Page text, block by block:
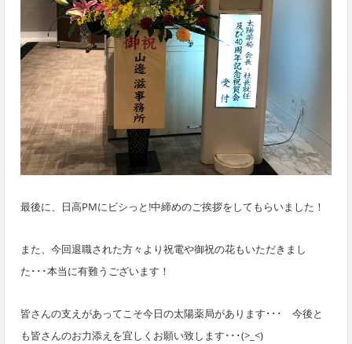
最後に、日高PMにビシっと!中締めのご挨拶をしてもらいました！
また、今回退職された方々より祝電や御祝の花もいただきまし
た･･･本当に有難うございます！
皆さんの支えがあってこそ今日の太陽薬局があります･･･ 今後と
も皆さんのお力添えを宜しくお願い致します･･･(>_<)